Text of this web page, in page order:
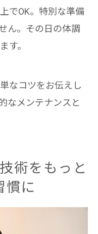
でOK。特別な準備
ん。その日の体調
す。
なコツをお伝えし
なメンテナンスと
術をもっと
慣に